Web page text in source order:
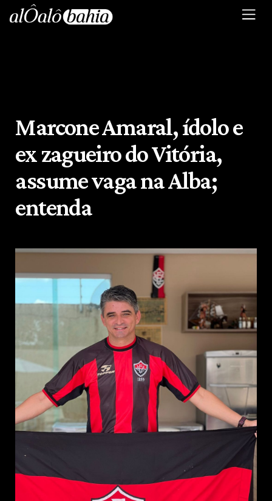
Marcone Amaral, ídolo e
ex zagueiro do Vitória,
assume vaga na Alba;
entenda